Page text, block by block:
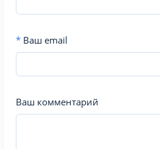
* Ваш email
Ваш комментарий